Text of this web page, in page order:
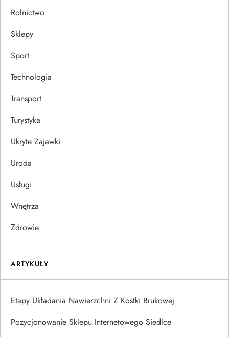
Rolnictwo
Sklepy
Sport
Technologia
Transport
Turystyka
Ukryte Zajawki
Uroda
Usługi
Wnętrza
Zdrowie
ARTYKUŁY
Etapy Układania Nawierzchni Z Kostki Brukowej
Pozycjonowanie Sklepu Internetowego Siedlce